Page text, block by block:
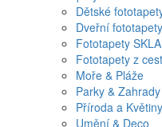
Dětské
Dveřní fototapety
Fototapety
Fototapety z cest
Moře & Pláže
Parky & Zahrady
Příroda a Květiny
Umění & Deco